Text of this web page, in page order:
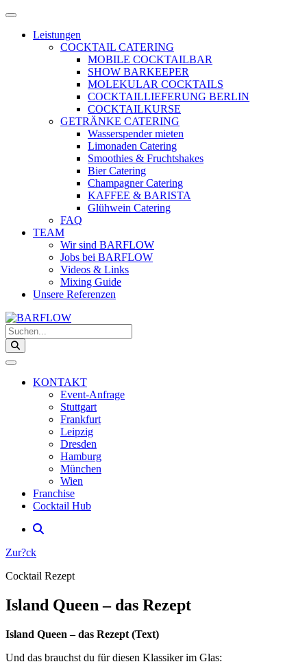
Zum
springen
Menü
öffnenLeistungen
COCKTAIL CATERING
MOBILE COCKTAILBAR
SHOW BARKEEPER
MOLEKULAR COCKTAILS
COCKTAILLIEFERUNG BERLIN
COCKTAILKURSE
GETRÄNKE CATERING
Wasserspender mieten
Limonaden Catering
Smoothies & Fruchtshakes
Bier Catering
Champagner Catering
KAFFEE & BARISTA
Glühwein Catering
FAQ
TEAM
Wir sind BARFLOW
Jobs bei BARFLOW
Videos & Links
Mixing Guide
Unsere Referenzen
Suchen...
KONTAKT
Event-Anfrage
Stuttgart
Frankfurt
Leipzig
Dresden
Hamburg
München
Wien
Franchise
Cocktail Hub
Zur?ck
Cocktail Rezept
Island Queen – das Rezept
Island Queen – das Rezept (Text)
Und das brauchst du für diesen Klassiker im Glas: